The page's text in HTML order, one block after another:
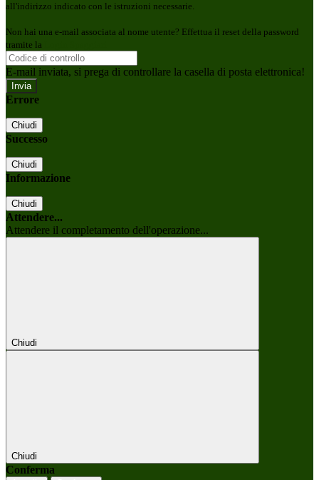
all'indirizzo indicato con le istruzioni necessarie.
Non hai una e-mail associata al nome utente? Effettua il reset della password
tramite la
E-mail inviata, si prega di controllare la casella di posta elettronica!
Errore
Chiudi
Successo
Chiudi
Informazione
Chiudi
Attendere...
Attendere il completamento dell'operazione...
Chiudi
Chiudi
Conferma